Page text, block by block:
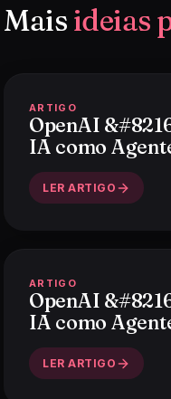
Mais ideias
ARTIGO
OpenAI
IA como
LER ARTIGO
ARTIGO
OpenAI
IA como
LER ARTIGO